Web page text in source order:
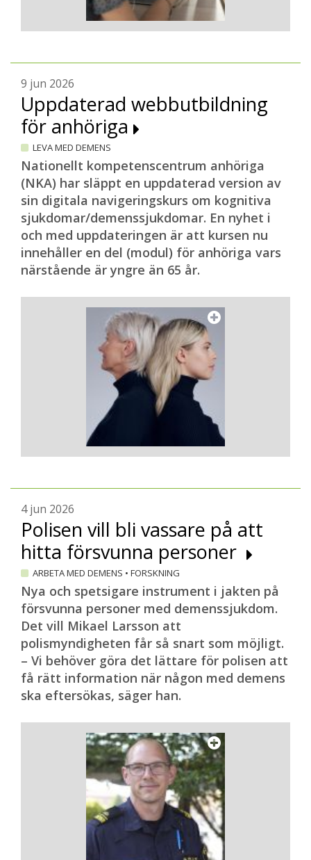
9 jun 2026
Uppdaterad webbutbildning
för anhöriga
LEVA MED DEMENS
Nationellt kompetenscentrum anhöriga
(NKA) har släppt en uppdaterad version av
sin digitala navigeringskurs om kognitiva
sjukdomar/demenssjukdomar. En nyhet i
och med uppdateringen är att kursen nu
innehåller en del (modul) för anhöriga vars
närstående är yngre än 65 år.
4 jun 2026
Polisen vill bli vassare på att
hitta försvunna personer
ARBETA MED DEMENS • FORSKNING
Nya och spetsigare instrument i jakten på
försvunna personer med demenssjukdom.
Det vill Mikael Larsson att
polismyndigheten får så snart som möjligt.
– Vi behöver göra det lättare för polisen att
få rätt information när någon med demens
ska eftersökas, säger han.